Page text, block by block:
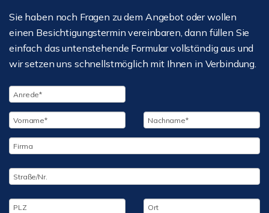
Sie haben noch Fragen zu dem Angebot oder wollen
einen Besichtigungstermin vereinbaren, dann füllen Sie
einfach das untenstehende Formular vollständig aus und
wir setzen uns schnellstmöglich mit Ihnen in Verbindung.